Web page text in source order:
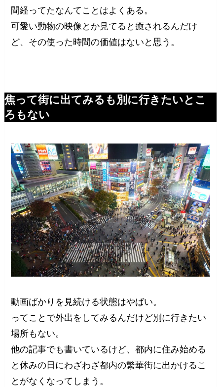
間経ってたなんてことはよくある。
可愛い動物の映像とか見てると癒されるんだけ
ど、その使った時間の価値はないと思う。
焦って街に出てみるも別に行きたいとこ
ろもない
動画ばかりを見続ける状態はやばい。
ってことで外出をしてみるんだけど別に行きたい
場所もない。
他の記事でも書いているけど、都内に住み始める
と休みの日にわざわざ都内の繁華街に出かけるこ
とがなくなってしまう。